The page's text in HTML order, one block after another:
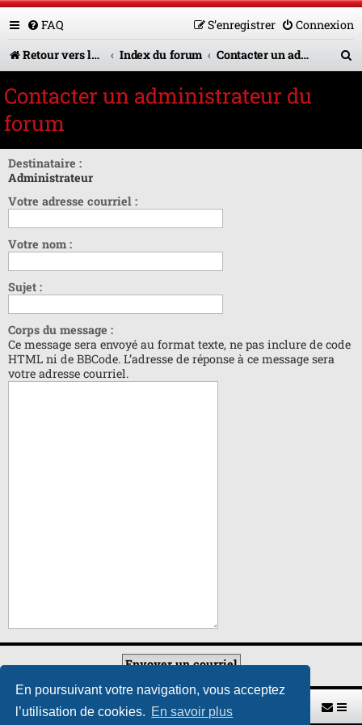
En poursuivant votre navigation, vous acceptez
l’utilisation de cookies. En savoir plus
FAQ Connexion
S’enregistrer
Retour vers le site U.A.G.R.
Index du forum Contacter un administrateur du forum
e
Contacter un administrateur du
forum
Destinataire :
Administrateur
Votre adresse courriel :
Votre nom :
Sujet :
Corps du message :
Ce message sera envoyé au format texte, ne pas inclure de code
HTML ni de BBCode. L’adresse de réponse à ce message sera
votre adresse courriel.
Retour vers le site U.A.G.R. Index du forum